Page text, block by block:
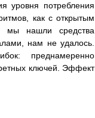
уровня потребления
как с открытым
мы нашли средства
нам не удалось.
преднамеренно
ключей. Эффект